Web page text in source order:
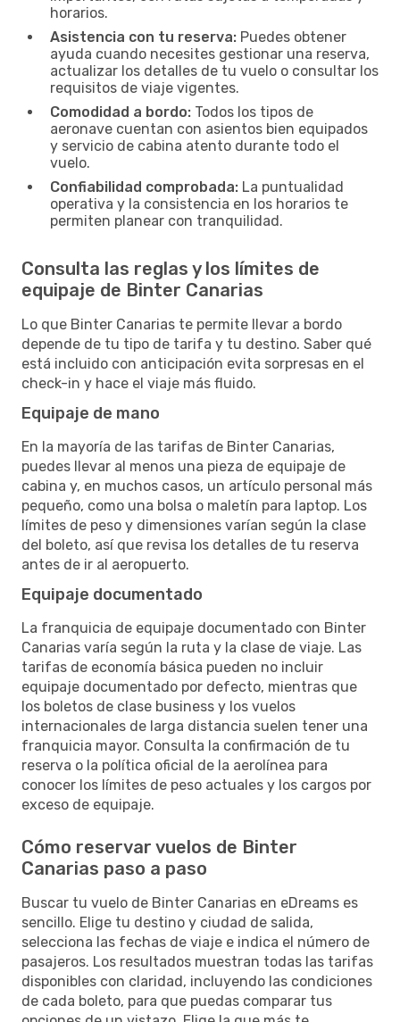
horarios.
Asistencia con tu reserva: Puedes obtener
ayuda cuando necesites gestionar una reserva,
actualizar los detalles de tu vuelo o consultar los
requisitos de viaje vigentes.
Comodidad a bordo: Todos los tipos de
aeronave cuentan con asientos bien equipados
y servicio de cabina atento durante todo el
vuelo.
Confiabilidad comprobada: La puntualidad
operativa y la consistencia en los horarios te
permiten planear con tranquilidad.
Consulta las reglas y los límites de
equipaje de Binter Canarias
Lo que Binter Canarias te permite llevar a bordo
depende de tu tipo de tarifa y tu destino. Saber qué
está incluido con anticipación evita sorpresas en el
check-in y hace el viaje más fluido.
Equipaje de mano
En la mayoría de las tarifas de Binter Canarias,
puedes llevar al menos una pieza de equipaje de
cabina y, en muchos casos, un artículo personal más
pequeño, como una bolsa o maletín para laptop. Los
límites de peso y dimensiones varían según la clase
del boleto, así que revisa los detalles de tu reserva
antes de ir al aeropuerto.
Equipaje documentado
La franquicia de equipaje documentado con Binter
Canarias varía según la ruta y la clase de viaje. Las
tarifas de economía básica pueden no incluir
equipaje documentado por defecto, mientras que
los boletos de clase business y los vuelos
internacionales de larga distancia suelen tener una
franquicia mayor. Consulta la confirmación de tu
reserva o la política oficial de la aerolínea para
conocer los límites de peso actuales y los cargos por
exceso de equipaje.
Cómo reservar vuelos de Binter
Canarias paso a paso
Buscar tu vuelo de Binter Canarias en eDreams es
sencillo. Elige tu destino y ciudad de salida,
selecciona las fechas de viaje e indica el número de
pasajeros. Los resultados muestran todas las tarifas
disponibles con claridad, incluyendo las condiciones
de cada boleto, para que puedas comparar tus